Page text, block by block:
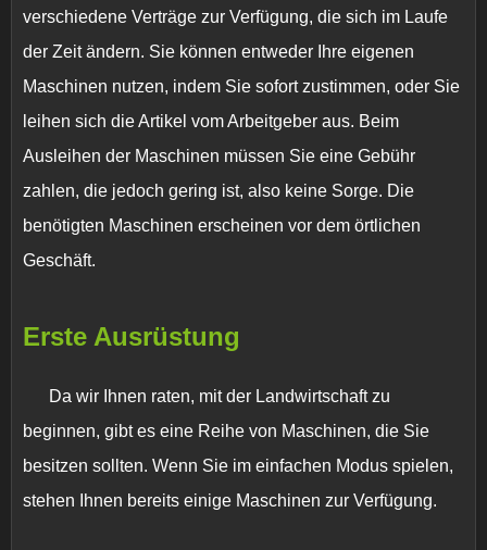
verschiedene Verträge zur Verfügung, die sich im Laufe
der Zeit ändern. Sie können entweder Ihre eigenen
Maschinen nutzen, indem Sie sofort zustimmen, oder Sie
leihen sich die Artikel vom Arbeitgeber aus. Beim
Ausleihen der Maschinen müssen Sie eine Gebühr
zahlen, die jedoch gering ist, also keine Sorge. Die
benötigten Maschinen erscheinen vor dem örtlichen
Geschäft.
Erste Ausrüstung
Da wir Ihnen raten, mit der Landwirtschaft zu
beginnen, gibt es eine Reihe von Maschinen, die Sie
besitzen sollten. Wenn Sie im einfachen Modus spielen,
stehen Ihnen bereits einige Maschinen zur Verfügung.